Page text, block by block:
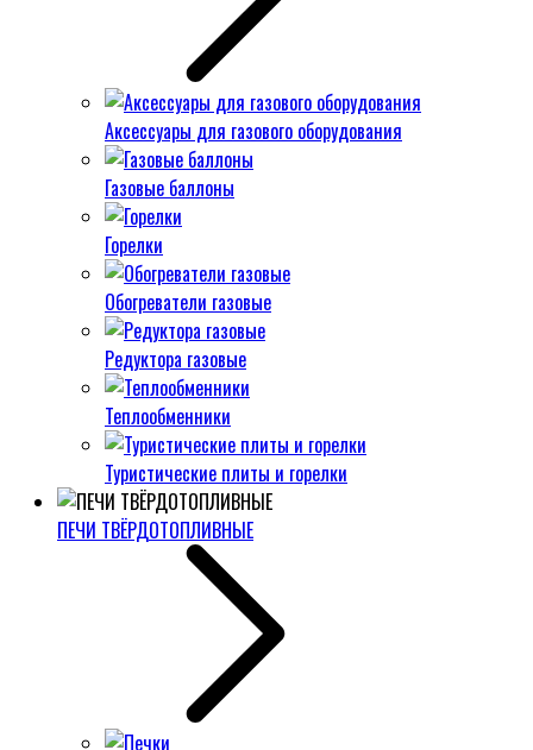
Аксессуары для газового оборудования
Газовые баллоны
Горелки
Обогреватели газовые
Редуктора газовые
Теплообменники
Туристические плиты и горелки
ПЕЧИ ТВЁРДОТОПЛИВНЫЕ